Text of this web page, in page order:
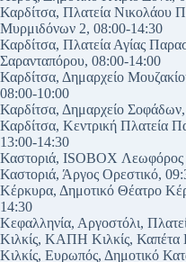
Καρδίτσα, Πλατεία Νικολάου
Μυρμιδόνων 2, 08:00-14:30
Καρδίτσα, Πλατεία Αγίας
Σαρανταπόρου, 08:00-14:00
Καρδίτσα, Δημαρχείο
08:00-10:00
Καρδίτσα, Δημαρχείο
Καρδίτσα, Κεντρική Πλατεία
13:00-14:30
Καστοριά, ISOBOX
Καστοριά, Άργος Ορεστικό,
Κέρκυρα, Δημοτικό Θέατρο
14:30
Κεφαλληνία, Αργοστόλι,
Κιλκίς, ΚΑΠΗ Κιλκίς, Καπέτα
Κιλκίς, Ευρωπός, Δημοτικό